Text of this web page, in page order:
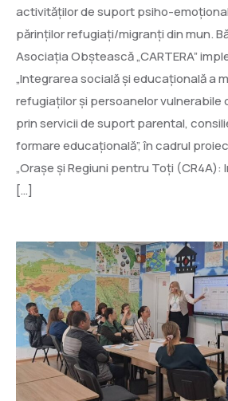
activităților de suport psiho-
părinților refugiați/migranți din mun.
Asociația Obștească „CARTERA”
„Integrarea socială și educațională a
refugiaților și persoanelor vulnerabile
prin servicii de suport parental,
formare educațională”, în cadrul
„Orașe și Regiuni pentru Toți
[…]